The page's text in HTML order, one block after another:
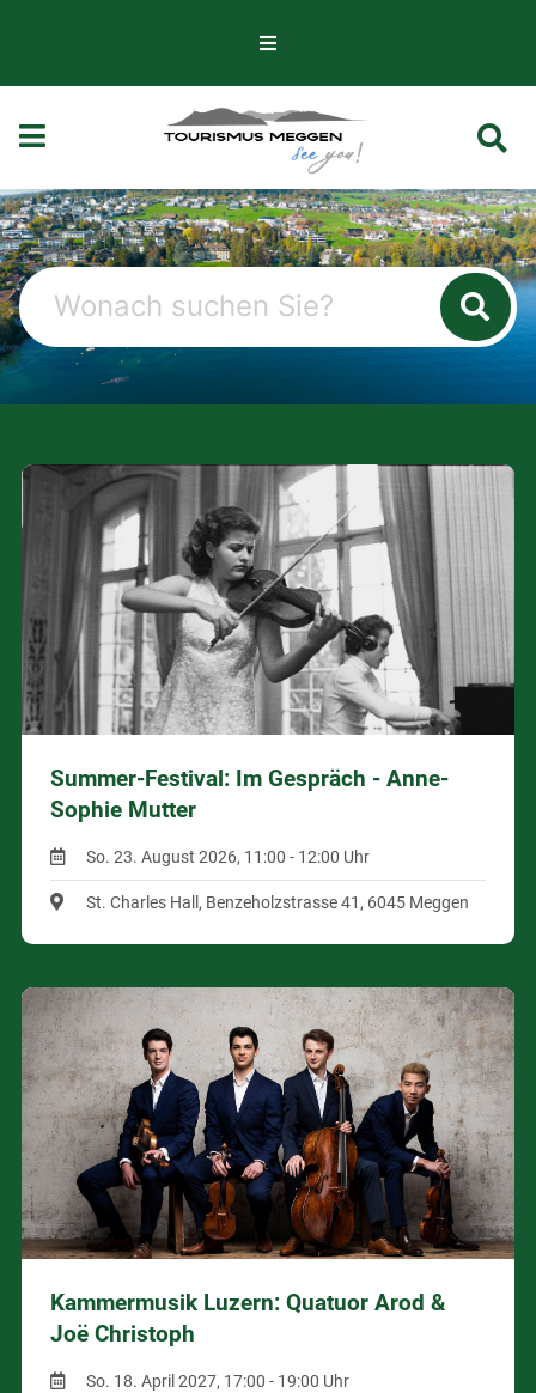
Summer-Festival: Im Gespräch - Anne-
Sophie Mutter
So. 23. August 2026, 11:00 - 12:00 Uhr
St. Charles Hall, Benzeholzstrasse 41, 6045 Meggen
Kammermusik Luzern: Quatuor Arod &
Joë Christoph
So. 18. April 2027, 17:00 - 19:00 Uhr